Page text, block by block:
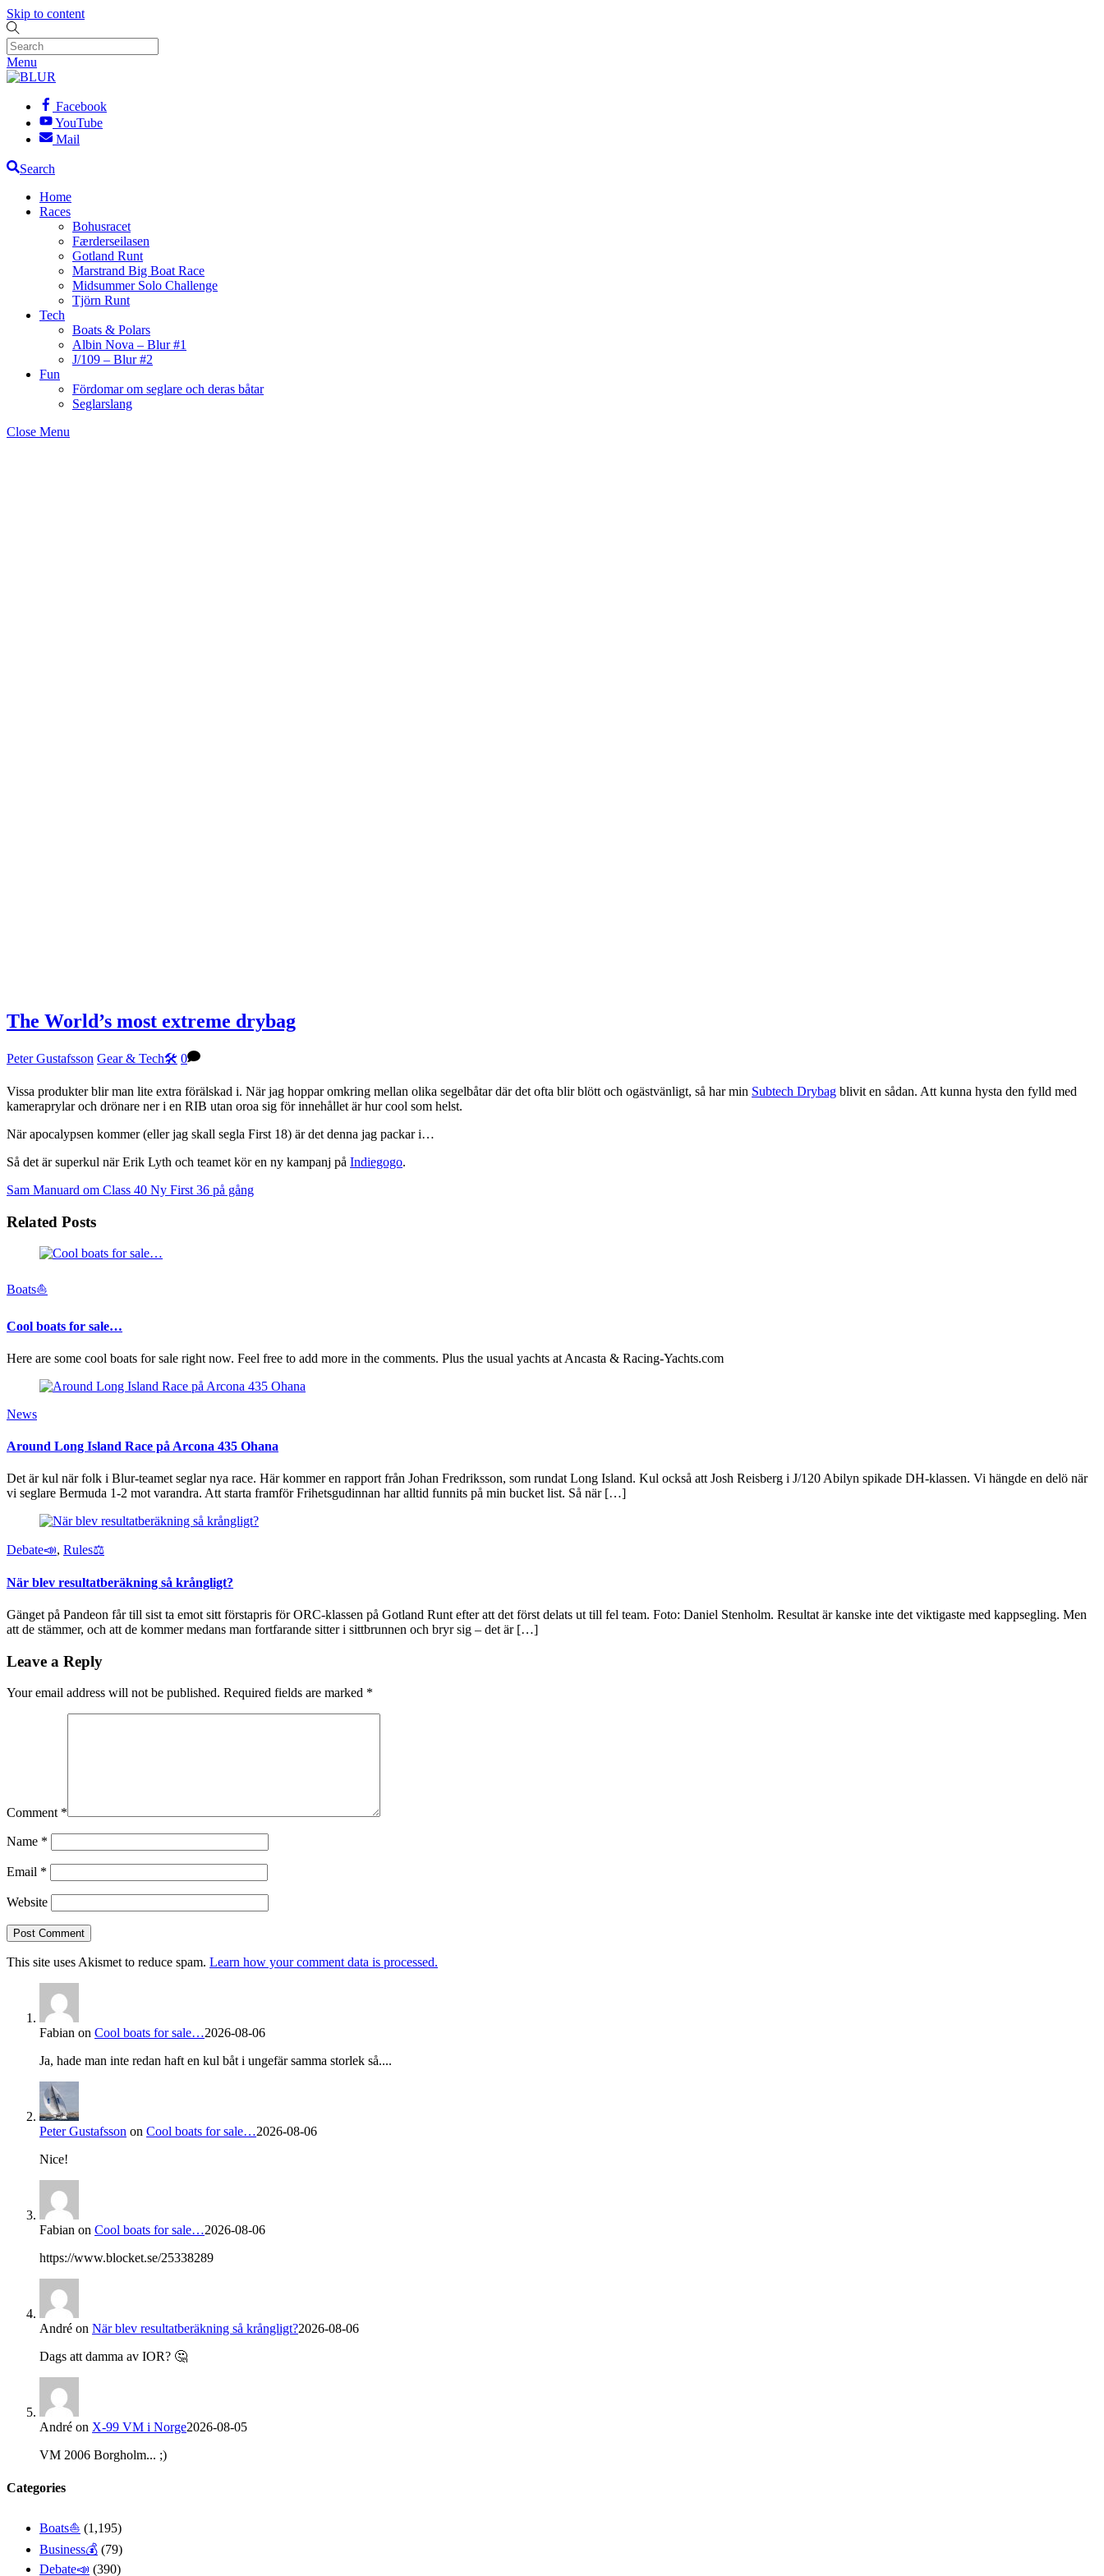
Skip to content
Menu
Facebook
YouTube
Mail
Search
Home
Races
Bohusracet
Færderseilasen
Gotland Runt
Marstrand Big Boat Race
Midsummer Solo Challenge
Tjörn Runt
Tech
Boats & Polars
Albin Nova – Blur #1
J/109 – Blur #2
Fun
Fördomar om seglare och deras båtar
Seglarslang
Close Menu
The World’s most extreme drybag
Peter Gustafsson Gear & Tech🛠 0
Vissa produkter blir man lite extra förälskad i. När jag hoppar omkring mellan olika segelbåtar där det ofta blir blött och ogästvänligt, så har min Subtech Drybag blivit en sådan. Att kunna hysta den fylld med
kameraprylar och drönare ner i en RIB utan oroa sig för innehållet är hur cool som helst.
När apocalypsen kommer (eller jag skall segla First 18) är det denna jag packar i…
Så det är superkul när Erik Lyth och teamet kör en ny kampanj på Indiegogo.
Sam Manuard om Class 40 Ny First 36 på gång
Related Posts
Boats⛵️
Cool boats for sale…
Here are some cool boats for sale right now. Feel free to add more in the comments. Plus the usual yachts at Ancasta & Racing-Yachts.com
News
Around Long Island Race på Arcona 435 Ohana
Det är kul när folk i Blur-teamet seglar nya race. Här kommer en rapport från Johan Fredriksson, som rundat Long Island. Kul också att Josh Reisberg i J/120 Abilyn spikade DH-klassen. Vi hängde en delö när
vi seglare Bermuda 1-2 mot varandra. Att starta framför Frihetsgudinnan har alltid funnits på min bucket list. Så när […]
Debate📣, Rules⚖️
När blev resultatberäkning så krångligt?
Gänget på Pandeon får till sist ta emot sitt förstapris för ORC-klassen på Gotland Runt efter att det först delats ut till fel team. Foto: Daniel Stenholm. Resultat är kanske inte det viktigaste med kappsegling. Men
att de stämmer, och att de kommer medans man fortfarande sitter i sittbrunnen och bryr sig – det är […]
Leave a Reply
Your email address will not be published. Required fields are marked *
Comment *
Name *
Email *
Website
This site uses Akismet to reduce spam. Learn how your comment data is processed.
Fabian on Cool boats for sale…2026-08-06
Ja, hade man inte redan haft en kul båt i ungefär samma storlek så....
Peter Gustafsson on Cool boats for sale…2026-08-06
Nice!
Fabian on Cool boats for sale…2026-08-06
https://www.blocket.se/25338289
André on När blev resultatberäkning så krångligt?2026-08-06
Dags att damma av IOR? 🤔
André on X-99 VM i Norge2026-08-05
VM 2006 Borgholm... ;)
Categories
Boats⛵️ (1,195)
Business💰 (79)
Debate📣 (390)